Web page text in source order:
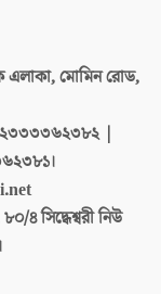
এলাকা, মোমিন রোড,
|
৪ সিদ্ধেশ্বরী নিউ